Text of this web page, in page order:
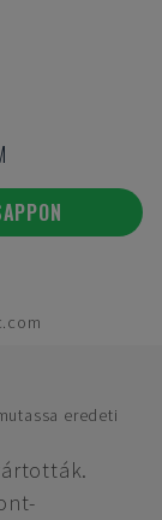
eredeti